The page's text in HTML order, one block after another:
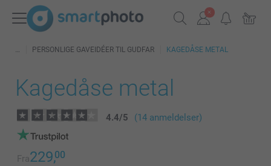
PERSONLIGE GAVEIDÉER TIL GUDFAR KAGEDÅSE METAL
Kagedåse metal
4.4/5 (14 anmeldelser)
Fra229,00